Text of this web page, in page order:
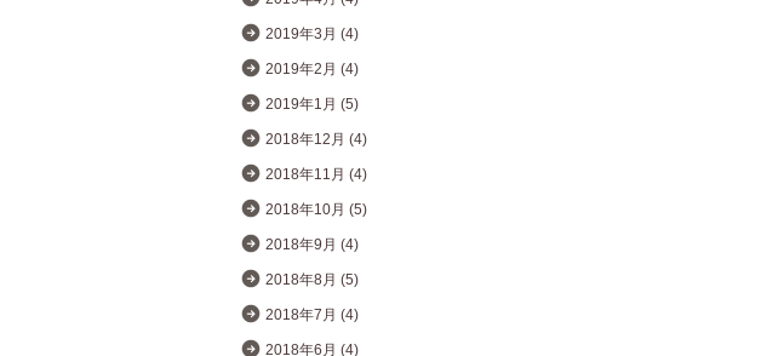
2019年3月 (4)
2019年2月 (4)
2019年1月 (5)
2018年12月 (4)
2018年11月 (4)
2018年10月 (5)
2018年9月 (4)
2018年8月 (5)
2018年7月 (4)
2018年6月 (4)